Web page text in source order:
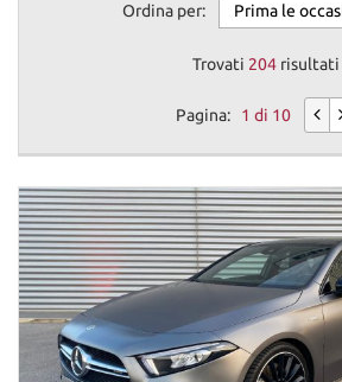
Ordina per:
Trovati 204 risultati
Pagina: 1 di 10